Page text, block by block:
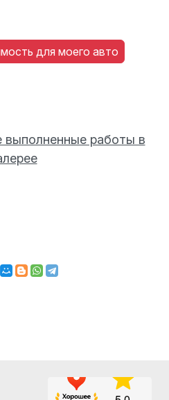
для моего авто
выполненные работы в